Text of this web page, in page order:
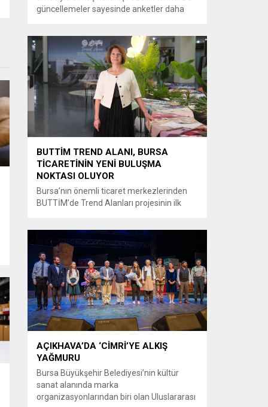
güncellemeler sayesinde anketler daha
çekmek kolaylaşıyor. Platforma eklenen
yenilikler, grup içi organizasyonları ve
duyuruları yönetmeyi daha pratik bir hâle
getiriyor. Aşağıda öne çıkan değişiklikler ve
kullanım notları özetlenmiştir. Anketlerde
esneklik ve...
BUTTİM TREND ALANI, BURSA
TİCARETİNİN YENİ BULUŞMA
NOKTASI OLUYOR
Bursa’nın önemli ticaret merkezlerinden
BUTTİM’de Trend Alanları projesinin ilk
birlikte tüm BUTTİM üreticilerinin en trend
ürünlerinin tek alanda buluşturulması
hedefleniyor. Bursa’nın önemli ticaret
merkezlerinden BUTTİM’de, ticaretin ve
sektörlerin buluşma noktası olacak yeni bir
proje hayata geçirildi. Trend Alanları ile
BUTTİM’de faaliyet gösteren firmaların...
AÇIKHAVA’DA ‘CİMRİ’YE ALKIŞ
YAĞMURU
Bursa Büyükşehir Belediyesi’nin kültür
sanat alanında marka
organizasyonlarından biri olan Uluslararası